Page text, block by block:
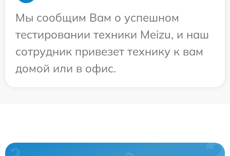
Мы сообщим Вам о успешном
тестировании техники Meizu, и наш
сотрудник привезет технику к вам
домой или в офис.